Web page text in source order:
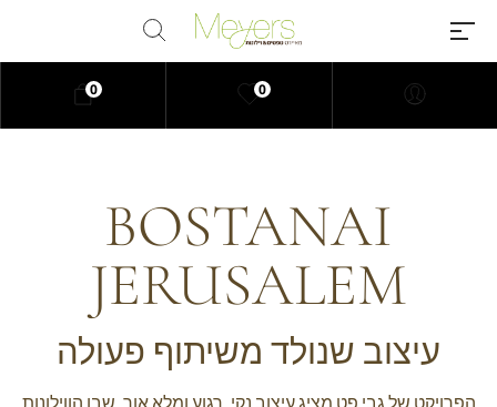
Millions of people around the
sell creative assets, use smart
design templates, learn creative
skills or even hire freelancers.
With an industry-leading
0
0
BOSTANAI
JERUSALEM
עיצוב שנולד משיתוף פעולה